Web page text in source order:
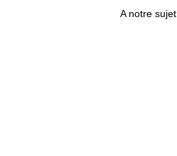
A notre sujet